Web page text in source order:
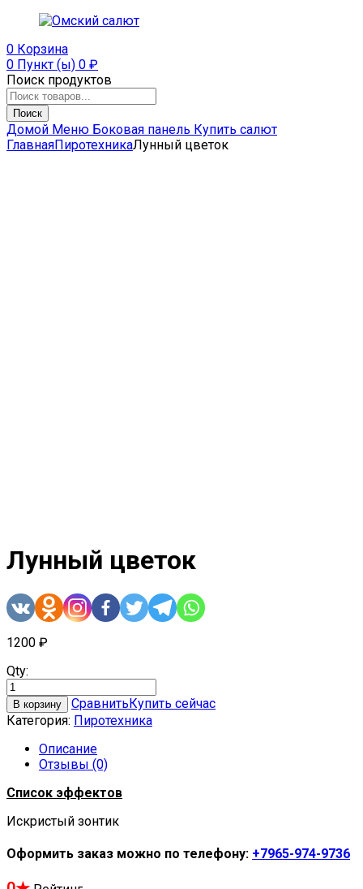
0 Корзина
0 Пункт (ы) 0 ₽
Поиск продуктов
Поиск
Домой Меню Боковая панель Купить салют
ГлавнаяПиротехникаЛунный цветок
Лунный цветок
1200 ₽
Qty:
В корзину СравнитьКупить сейчас
Категория: Пиротехника
Описание
Отзывы (0)
Список эффектов
Искристый зонтик
Оформить заказ можно по телефону: +7965-974-9736